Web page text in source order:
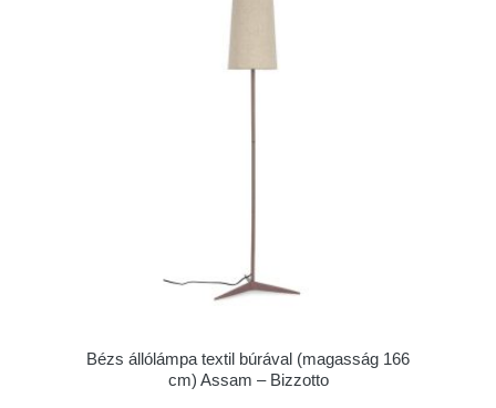
Bézs állólámpa textil búrával (magasság 166
cm) Assam – Bizzotto